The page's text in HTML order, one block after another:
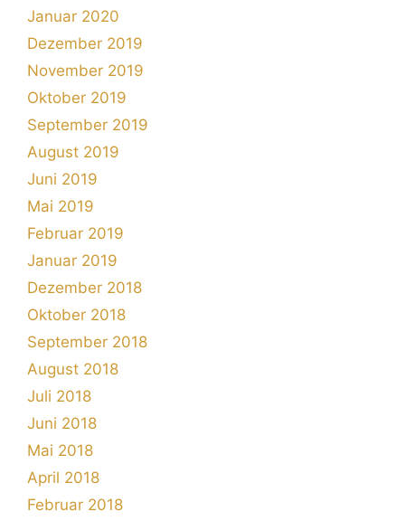
Januar 2020
Dezember 2019
November 2019
Oktober 2019
September 2019
August 2019
Juni 2019
Mai 2019
Februar 2019
Januar 2019
Dezember 2018
Oktober 2018
September 2018
August 2018
Juli 2018
Juni 2018
Mai 2018
April 2018
Februar 2018